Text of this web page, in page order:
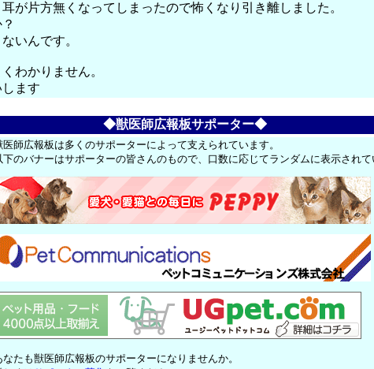
が片方無くなってしまったので怖くなり引き離しました。
いんです。
わかりません。
ます
◆獣医師広報板サポーター◆
医師広報板は多くのサポーターによって支えられています。
下のバナーはサポーターの皆さんのもので、口数に応じてランダムに表示され
なたも獣医師広報板のサポーターになりませんか。